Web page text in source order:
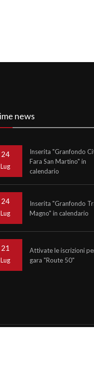
news
24
Lug
Inserita "Granfondo
Fara San Martino" in
calendario
24
Lug
Inserita "Granfondo
Magno" in calendario
21
Lug
Attivate le iscrizioni
gara "Route 50"